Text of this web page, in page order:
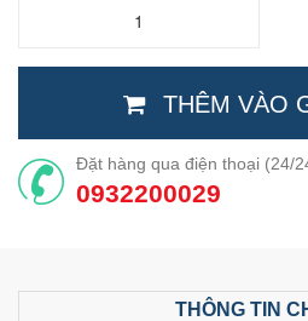
THÊM VÀO
Đặt hàng qua điện thoại (24/
0932200029
THÔNG TIN